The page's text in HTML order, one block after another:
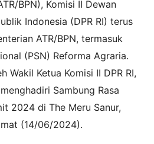
BPN), Komisi II Dewan
Indonesia (DPR RI) terus
ATR/BPN, termasuk
(PSN) Reforma Agraria.
Wakil Ketua Komisi II DPR RI,
Sambung Rasa
2024 di The Meru Sanur,
(14/06/2024).